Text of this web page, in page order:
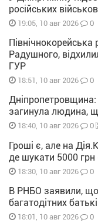
російських
19:05, 10 авг 2026 0
Радушного,
ГУР
18:51, 10 авг 2026 0
Дніпропетровщина:
загинула людина,
18:40, 10 авг 2026 0
Гроші є, але на
де шукати 5000
18:30, 10 авг 2026 0
В РНБО заявили, що
багатодітних
18:01, 10 авг 2026 0